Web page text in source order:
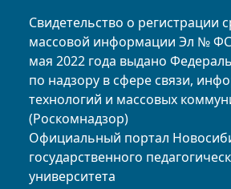
Свидетельство о регистрации
массовой информации Эл №
мая 2022 года выдано
по надзору в сфере связи,
технологий и массовых
(Роскомнадзор)
Официальный портал
государственного
университета